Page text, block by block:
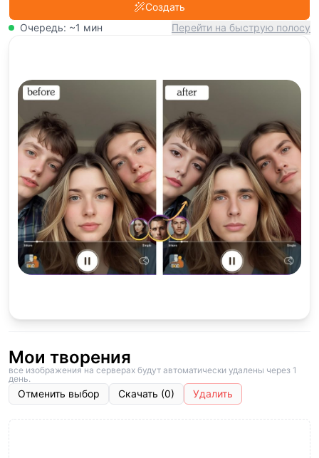
Создать
Очередь: ~1 мин
Перейти на быструю полосу
Мои творения
все изображения на серверах будут автоматически удалены через 1
день.
Отменить выбор Скачать (0) Удалить